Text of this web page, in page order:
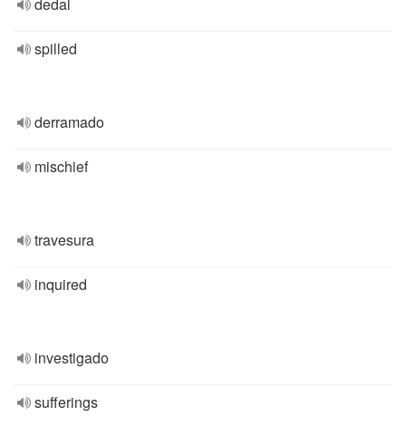
spilled
derramado
mischief
travesura
inquired
investigado
sufferings